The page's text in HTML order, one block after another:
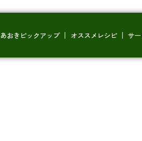
あおきピックアップ オススメレシピ サ